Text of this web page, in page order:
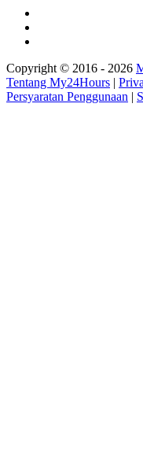
Copyright © 2016 - 2026
Tentang My24Hours |
Persyaratan Penggunaan |